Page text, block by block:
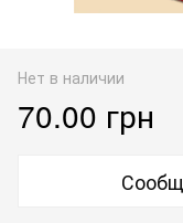
Нет в наличии
70.00 грн